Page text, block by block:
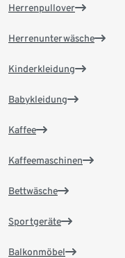
Herrenpullover
Herrenunterwäsche
Kinderkleidung
Babykleidung
Kaffee
Kaffeemaschinen
Bettwäsche
Sportgeräte
Balkonmöbel